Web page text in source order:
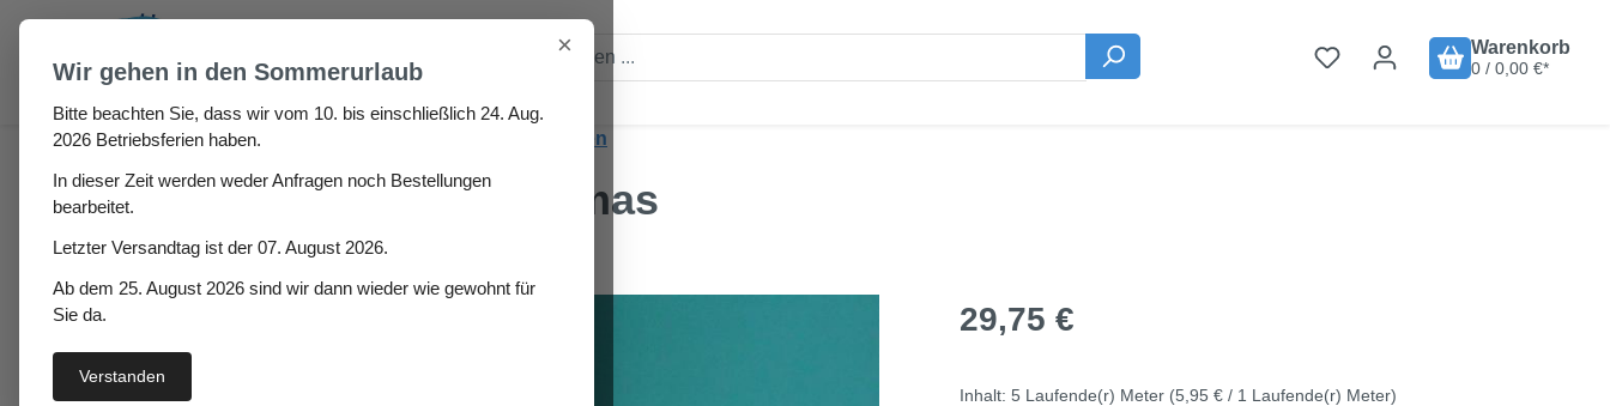
Hauptinhalt springen
Zur Suche springen
Warenkorb
0 / 0,00 €*
Fugen & Spalt Moosgummi klebend Einklebedichtungen
Selbstklebedichtung Toramas
Bildergalerie überspringen Regulärer Preis:
29,75 €
Inhalt: 5 Laufende(r) Meter (5,95 € / 1 Laufende(r) Meter)
×
Wir gehen in den Sommerurlaub
Bitte beachten Sie, dass wir vom 10. bis einschließlich 24. Aug.
2026 Betriebsferien haben.
In dieser Zeit werden weder Anfragen noch Bestellungen
bearbeitet.
Letzter Versandtag ist der 07. August 2026.
Ab dem 25. August 2026 sind wir dann wieder wie gewohnt für
Sie da.
Verstanden